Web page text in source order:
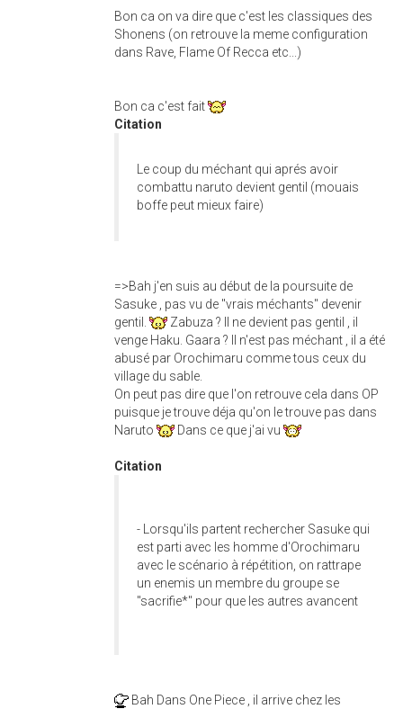
Bon ca on va dire que c'est les classiques des
Shonens (on retrouve la meme configuration
dans Rave, Flame Of Recca etc...)
Bon ca c'est fait
Citation
Le coup du méchant qui aprés avoir
combattu naruto devient gentil (mouais
boffe peut mieux faire)
=>Bah j'en suis au début de la poursuite de
Sasuke , pas vu de "vrais méchants" devenir
gentil.
Zabuza ? Il ne devient pas gentil , il
venge Haku. Gaara ? Il n'est pas méchant , il a été
abusé par Orochimaru comme tous ceux du
village du sable.
On peut pas dire que l'on retrouve cela dans OP
puisque je trouve déja qu'on le trouve pas dans
Naruto
Dans ce que j'ai vu
Citation
- Lorsqu'ils partent rechercher Sasuke qui
est parti avec les homme d'Orochimaru
avec le scénario à répétition, on rattrape
un enemis un membre du groupe se
"sacrifie*" pour que les autres avancent
Bah Dans One Piece , il arrive chez les